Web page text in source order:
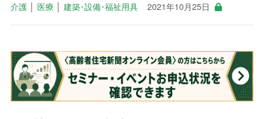
介護│ 医療 建築･設備･福祉用具 2021年10月25日